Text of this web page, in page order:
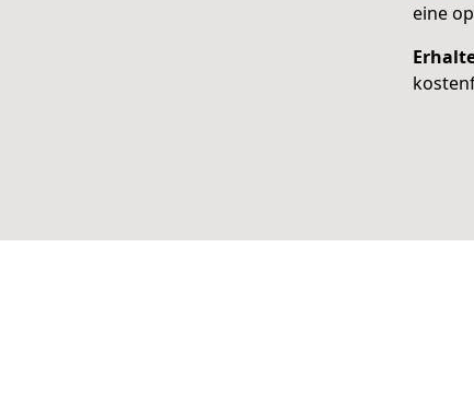
eine